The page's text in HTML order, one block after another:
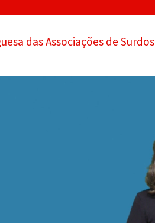
das Associações de Surdos